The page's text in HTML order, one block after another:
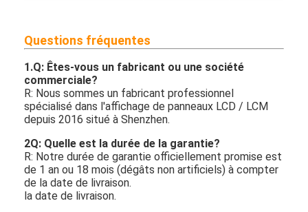
Questions fréquentes
1.Q: Êtes-vous un fabricant ou une société
commerciale?
R: Nous sommes un fabricant professionnel
spécialisé dans l'affichage de panneaux LCD / LCM
depuis 2016 situé à Shenzhen.
2Q: Quelle est la durée de la garantie?
R: Notre durée de garantie officiellement promise est
de 1 an ou 18 mois (dégâts non artificiels) à compter
de la date de livraison.
la date de livraison.